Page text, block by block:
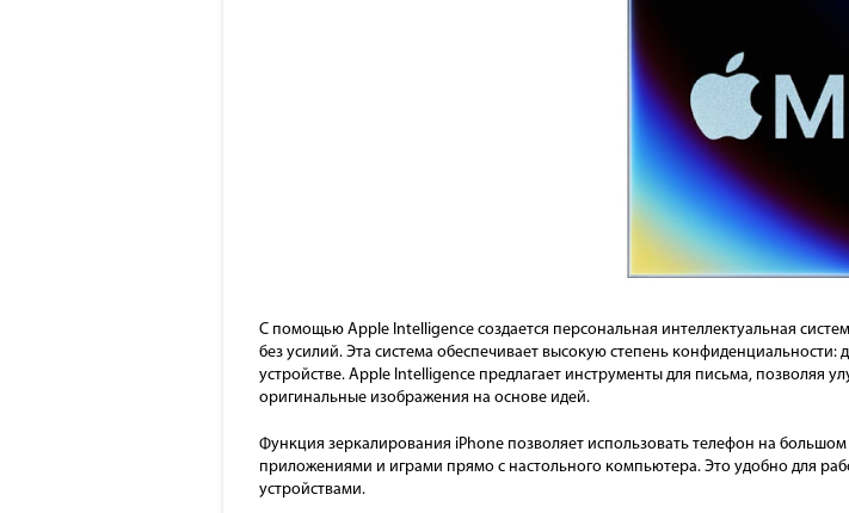
С помощью Apple Intelligence создается персональная интеллектуальная
без усилий. Эта система обеспечивает высокую степень
устройстве. Apple Intelligence предлагает инструменты для письма, позволяя
оригинальные изображения на основе идей.
Функция зеркалирования iPhone позволяет использовать телефон на
приложениями и играми прямо с настольного компьютера. Это удобно для
устройствами.